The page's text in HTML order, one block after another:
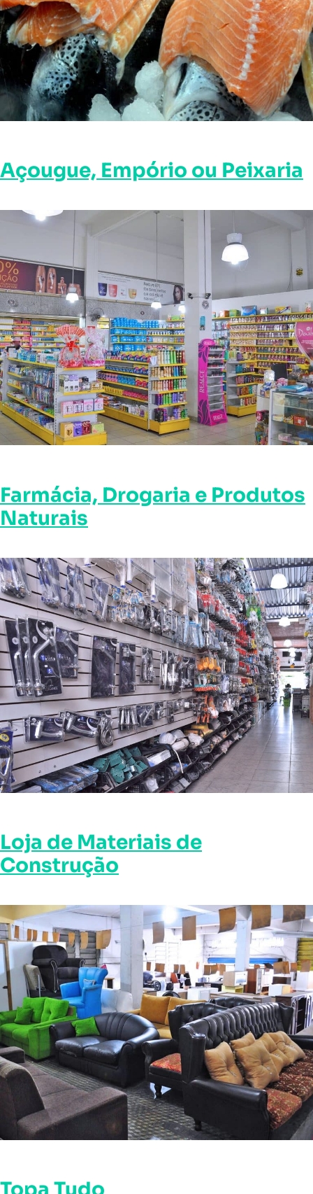
Açougue, Empório ou Peixaria
Farmácia, Drogaria e Produtos
Naturais
Loja de Materiais de
Construção